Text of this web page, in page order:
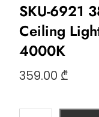
SKU-6921
Ceiling
4000K
359.00 ₾